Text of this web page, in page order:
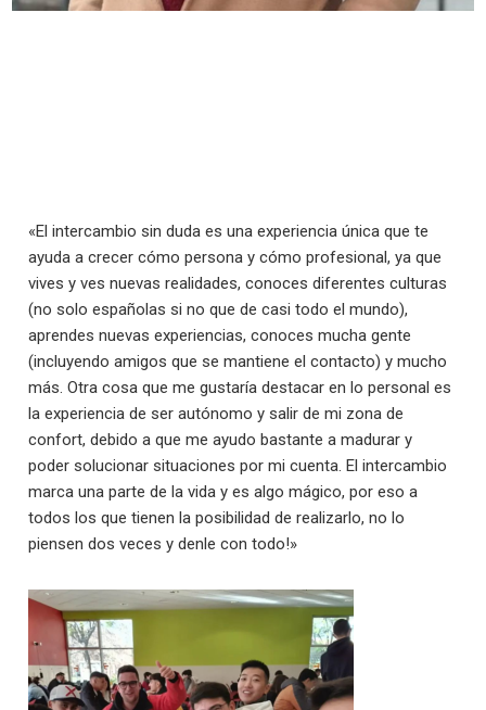
«El intercambio sin duda es una experiencia única que te
ayuda a crecer cómo persona y cómo profesional, ya que
vives y ves nuevas realidades, conoces diferentes culturas
(no solo españolas si no que de casi todo el mundo),
aprendes nuevas experiencias, conoces mucha gente
(incluyendo amigos que se mantiene el contacto) y mucho
más. Otra cosa que me gustaría destacar en lo personal es
la experiencia de ser autónomo y salir de mi zona de
confort, debido a que me ayudo bastante a madurar y
poder solucionar situaciones por mi cuenta. El intercambio
marca una parte de la vida y es algo mágico, por eso a
todos los que tienen la posibilidad de realizarlo, no lo
piensen dos veces y denle con todo!»